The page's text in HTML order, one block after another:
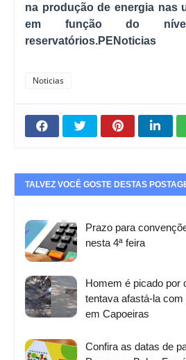
na produção de energia nas
em função do
reservatórios.PENoticias
Noticias
TALVEZ VOCÊ GOSTE DESTAS
Prazo para
nesta 4ª feira
Homem é picado por
tentava afastá-la
em Capoeiras
Confira as datas de